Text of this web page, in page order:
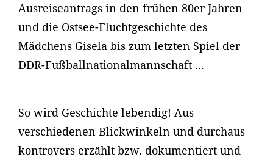
Ausreiseantrags in den frühen 80er Jahren
und die Ostsee-Fluchtgeschichte des
Mädchens Gisela bis zum letzten Spiel der
DDR-Fußballnationalmannschaft ...
So wird Geschichte lebendig! Aus
verschiedenen Blickwinkeln und durchaus
kontrovers erzählt bzw. dokumentiert und